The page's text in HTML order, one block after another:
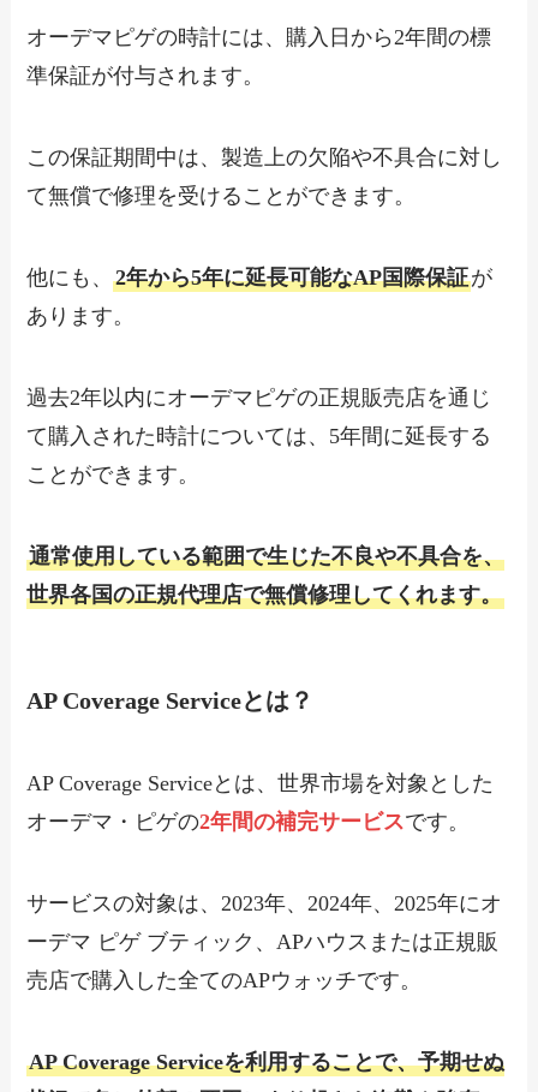
オーデマピゲの時計には、購入日から2年間の標
準保証が付与されます。
この保証期間中は、製造上の欠陥や不具合に対し
て無償で修理を受けることができます。
他にも、2年から5年に延長可能なAP国際保証が
あります。
過去2年以内にオーデマピゲの正規販売店を通じ
て購入された時計については、5年間に延長する
ことができます。
通常使用している範囲で生じた不良や不具合を、
世界各国の正規代理店で無償修理してくれます。
AP Coverage Serviceとは？
AP Coverage Serviceとは、世界市場を対象とした
オーデマ・ピゲの2年間の補完サービスです。
サービスの対象は、2023年、2024年、2025年にオ
ーデマ ピゲ ブティック、APハウスまたは正規販
売店で購入した全てのAPウォッチです。
AP Coverage Serviceを利用することで、予期せぬ